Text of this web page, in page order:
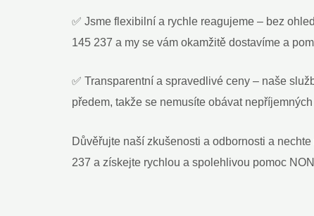
✅ Jsme flexibilní a rychle reagujeme – bez
145 237 a my se vám okamžitě dostavíme a
✅ Transparentní a spravedlivé ceny – naše
předem, takže se nemusíte obávat
Důvěřujte naší zkušenosti a odbornosti a
237 a získejte rychlou a spolehlivou pomoc